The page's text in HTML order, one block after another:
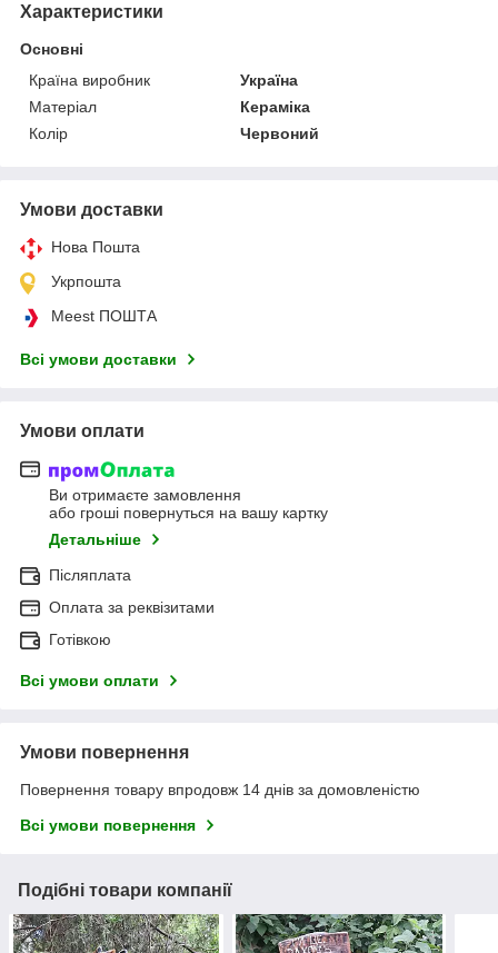
Характеристики
Основні
Країна виробник
Україна
Матеріал
Кераміка
Колір
Червоний
Умови доставки
Нова Пошта
Укрпошта
Meest ПОШТА
Всі умови доставки
Умови оплати
Ви отримаєте замовлення
або гроші повернуться на вашу картку
Детальніше
Післяплата
Оплата за реквізитами
Готівкою
Всі умови оплати
Умови повернення
Повернення товару впродовж 14 днів за домовленістю
Всі умови повернення
Подібні товари компанії